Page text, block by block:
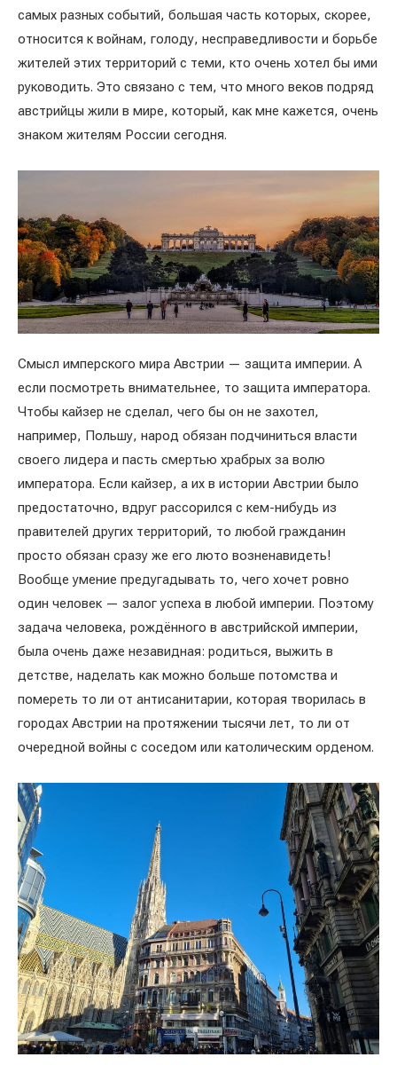
самых разных событий, большая часть которых, скорее,
относится к войнам, голоду, несправедливости и борьбе
жителей этих территорий с теми, кто очень хотел бы ими
руководить. Это связано с тем, что много веков подряд
австрийцы жили в мире, который, как мне кажется, очень
знаком жителям России сегодня.
Смысл имперского мира Австрии — защита империи. А
если посмотреть внимательнее, то защита императора.
Чтобы кайзер не сделал, чего бы он не захотел,
например, Польшу, народ обязан подчиниться власти
своего лидера и пасть смертью храбрых за волю
императора. Если кайзер, а их в истории Австрии было
предостаточно, вдруг рассорился с кем-нибудь из
правителей других территорий, то любой гражданин
просто обязан сразу же его люто возненавидеть!
Вообще умение предугадывать то, чего хочет ровно
один человек — залог успеха в любой империи. Поэтому
задача человека, рождённого в австрийской империи,
была очень даже незавидная: родиться, выжить в
детстве, наделать как можно больше потомства и
помереть то ли от антисанитарии, которая творилась в
городах Австрии на протяжении тысячи лет, то ли от
очередной войны с соседом или католическим орденом.